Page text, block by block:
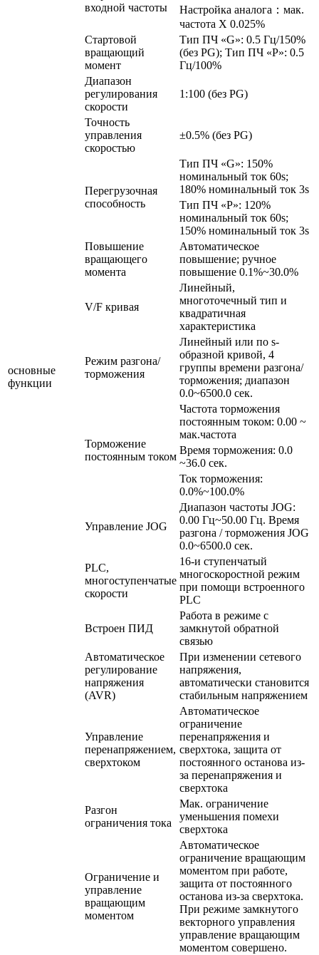
основные
функции
входной частоты
Настройка аналога：мак.
частота X 0.025%
Стартовой
вращающий
момент
Тип ПЧ «G»: 0.5 Гц/150%
(без PG); Тип ПЧ «P»: 0.5
Гц/100%
Диапазон
регулирования
скорости
1:100 (без PG)
Точность
управления
скоростью
±0.5% (без PG)
Перегрузочная
способность
Тип ПЧ «G»: 150%
номинальный ток 60s;
180% номинальный ток 3s
Тип ПЧ «P»: 120%
номинальный ток 60s;
150% номинальный ток 3s
Повышение
вращающего
момента
Автоматическое
повышение; ручное
повышение 0.1%~30.0%
V/F кривая
Линейный,
многоточечный тип и
квадратичная
характеристика
Режим разгона/
торможения
Линейный или по s-
образной кривой, 4
группы времени разгона/
торможения; диапазон
0.0~6500.0 сек.
Торможение
постоянным током
Частота торможения
постоянным током: 0.00 ~
мак.частота
Время торможения: 0.0
~36.0 сек.
Ток торможения:
0.0%~100.0%
Управление JOG
Диапазон частоты JOG:
0.00 Гц~50.00 Гц. Время
разгона / торможения JOG
0.0~6500.0 сек.
PLC,
многоступенчатые
скорости
16-и ступенчатый
многоскоростной режим
при помощи встроенного
PLC
Встроен ПИД
Работа в режиме с
замкнутой обратной
связью
Автоматическое
регулирование
напряжения
(AVR)
При изменении сетевого
напряжения,
автоматически становится
стабильным напряжением
Управление
перенапряжением,
сверхтоком
Автоматическое
ограничение
перенапряжения и
сверхтока, защита от
постоянного останова из-
за перенапряжения и
сверхтока
Разгон
ограничения тока
Мак. ограничение
уменьшения помехи
сверхтока
Ограничение и
управление
вращающим
моментом
Автоматическое
ограничение вращающим
моментом при работе,
защита от постоянного
останова из-за сверхтока.
При режиме замкнутого
векторного управления
управление вращающим
моментом совершено.